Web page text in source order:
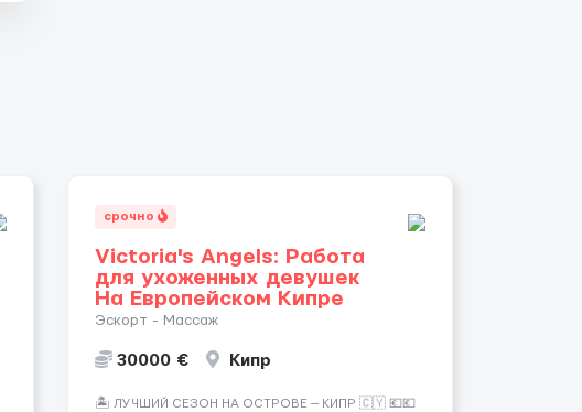
срочно
Victoria's Angels: Работа
для ухоженных девушек
На Европейском Кипре
Эскорт - Массаж
30000 € Кипр
🏝️ ЛУЧШИЙ СЕЗОН НА ОСТРОВЕ — КИПР 🇨🇾 💶💶